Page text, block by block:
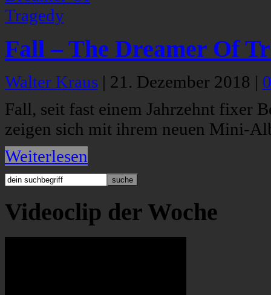
Fall – The Dreamer Of
Walter Kraus | 21. Dezember 2018 |
Fall, seit fast einem Jahrzehnt fixer
zeigen sich mit ihrem neuen Mini-
Weiterlesen
Videoclip der Woche